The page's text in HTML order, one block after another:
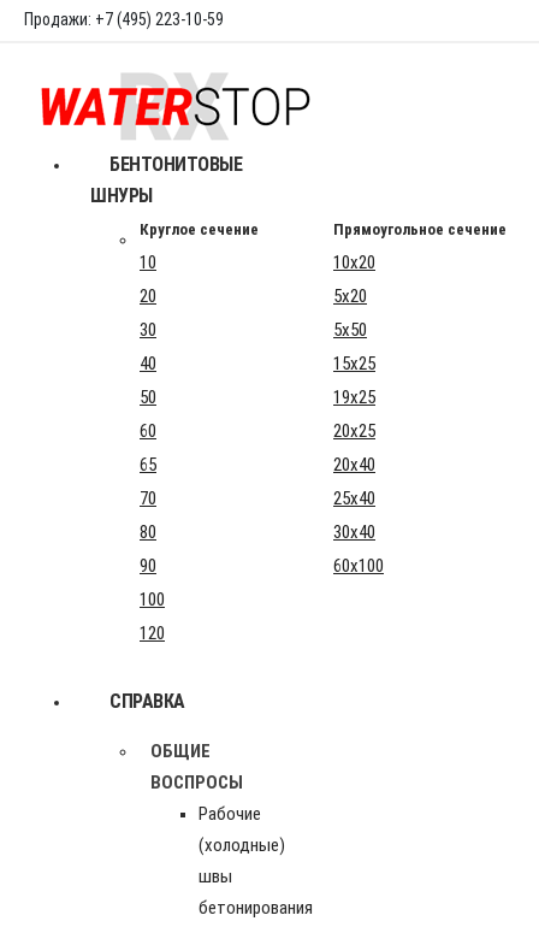
Продажи: +7 (495) 223-10-59
БЕНТОНИТОВЫЕ
ШНУРЫ
Круглое сечение Прямоугольное сечение
10
10x20
20
5x20
30
5x50
40
15x25
50
19x25
60
20x25
65
20x40
70
25x40
80
30x40
90
60x100
100
120
СПРАВКА
ОБЩИЕ
ВОСПРОСЫ
Рабочие
(холодные)
швы
бетонирования